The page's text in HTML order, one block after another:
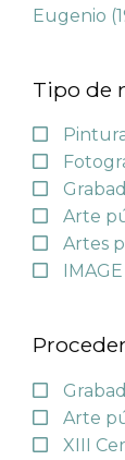
Eugenio
Tipo de
Arte
Artes
IMAGE
Arte
XIII